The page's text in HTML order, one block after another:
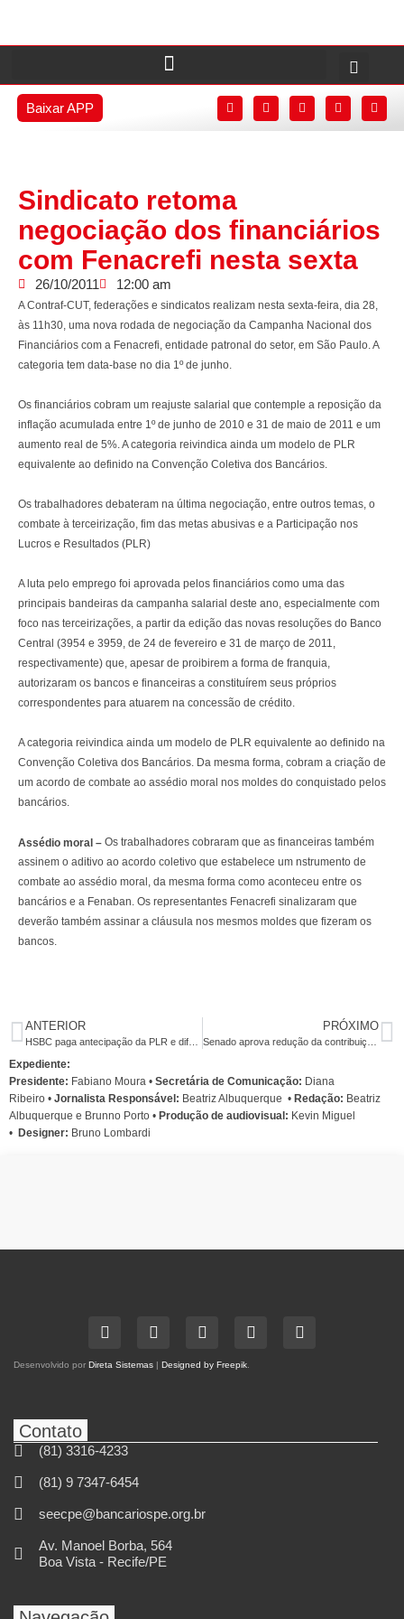
Baixar APP
Sindicato retoma
negociação dos financiários
com Fenacrefi nesta sexta
26/10/2011 12:00 am
A Contraf-CUT, federações e sindicatos realizam nesta sexta-feira, dia 28,
às 11h30, uma nova rodada de negociação da Campanha Nacional dos
Financiários com a Fenacrefi, entidade patronal do setor, em São Paulo. A
categoria tem data-base no dia 1º de junho.
Os financiários cobram um reajuste salarial que contemple a reposição da
inflação acumulada entre 1º de junho de 2010 e 31 de maio de 2011 e um
aumento real de 5%. A categoria reivindica ainda um modelo de PLR
equivalente ao definido na Convenção Coletiva dos Bancários.
Os trabalhadores debateram na última negociação, entre outros temas, o
combate à terceirização, fim das metas abusivas e a Participação nos
Lucros e Resultados (PLR)
A luta pelo emprego foi aprovada pelos financiários como uma das
principais bandeiras da campanha salarial deste ano, especialmente com
foco nas terceirizações, a partir da edição das novas resoluções do Banco
Central (3954 e 3959, de 24 de fevereiro e 31 de março de 2011,
respectivamente) que, apesar de proibirem a forma de franquia,
autorizaram os bancos e financeiras a constituírem seus próprios
correspondentes para atuarem na concessão de crédito.
A categoria reivindica ainda um modelo de PLR equivalente ao definido na
Convenção Coletiva dos Bancários. Da mesma forma, cobram a criação de
um acordo de combate ao assédio moral nos moldes do conquistado pelos
bancários.
Assédio moral – Os trabalhadores cobraram que as financeiras também
assinem o aditivo ao acordo coletivo que estabelece um nstrumento de
combate ao assédio moral, da mesma forma como aconteceu entre os
bancários e a Fenaban. Os representantes Fenacrefi sinalizaram que
deverão também assinar a cláusula nos mesmos moldes que fizeram os
bancos.
ANTERIOR PRÓXIMO
Expediente:
Presidente: Fabiano Moura • Secretária de Comunicação: Diana
Ribeiro • Jornalista Responsável: Beatriz Albuquerque • Redação: Beatriz
Albuquerque e Brunno Porto • Produção de audiovisual: Kevin Miguel
• Designer: Bruno Lombardi
Desenvolvido por Direta Sistemas | Designed by Freepik
Contato
(81) 3316-4233
(81) 9 7347-6454
seecpe@bancariospe.org.br
Av. Manoel Borba, 564
Boa Vista - Recife/PE